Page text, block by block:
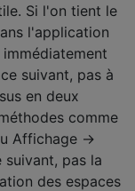
Si l'on tient le
l'application
suivant, pas à
en deux
comme
Affichage ->
suivant, pas la
des espaces